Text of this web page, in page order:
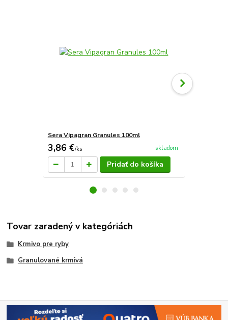
Sera Vipagran Granules 100ml
3,86 €/ks skladom
Pridať do košíka
Tovar zaradený v kategóriách
Krmivo pre ryby
Granulované krmivá